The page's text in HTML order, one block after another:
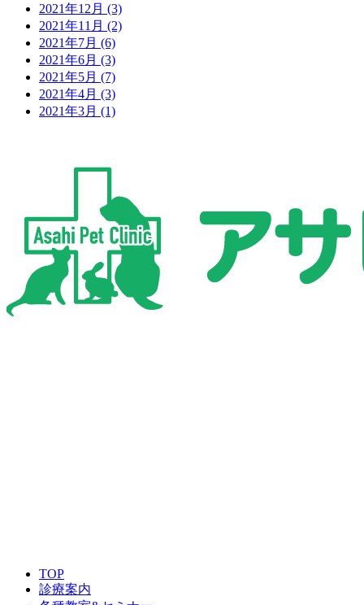
2021年12月 (3)
2021年11月 (2)
2021年7月 (6)
2021年6月 (3)
2021年5月 (7)
2021年4月 (3)
2021年3月 (1)
TOP
診療案内